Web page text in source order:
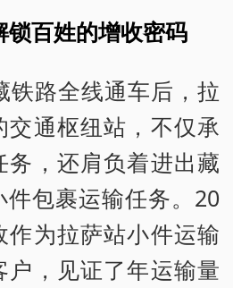
锁百姓的增收密码
铁路全线通车后，拉
交通枢纽站，不仅承
务，还肩负着进出藏
包裹运输任务。20
作为拉萨站小件运输
户，见证了年运输量